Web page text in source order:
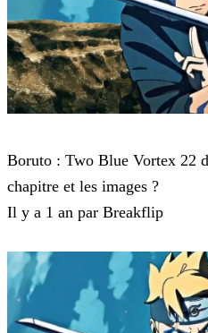
Boruto : Two Blue Vortex 22
chapitre et les images ?
Il y a 1 an par Breakflip